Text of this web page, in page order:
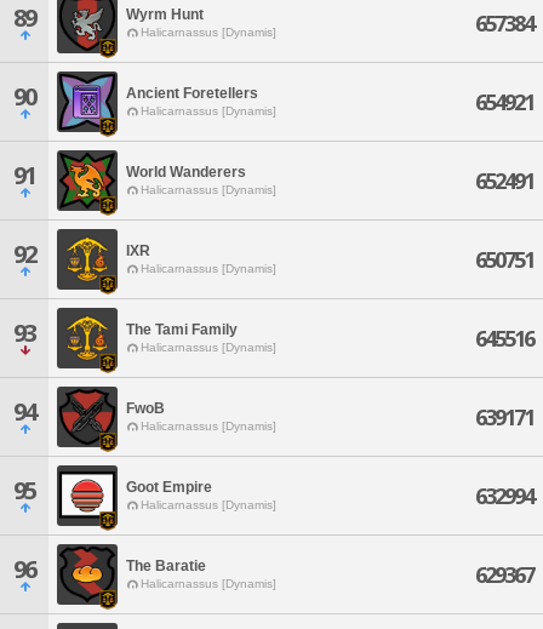
89 Wyrm Hunt
Halicarnassus [Dynamis] 657384
90 Ancient Foretellers
Halicarnassus [Dynamis] 654921
91 World Wanderers
Halicarnassus [Dynamis] 652491
92 IXR
Halicarnassus [Dynamis] 650751
93 The Tami Family
Halicarnassus [Dynamis] 645516
94 FwoB
Halicarnassus [Dynamis] 639171
95 Goot Empire
Halicarnassus [Dynamis] 632994
96 The Baratie
Halicarnassus [Dynamis] 629367